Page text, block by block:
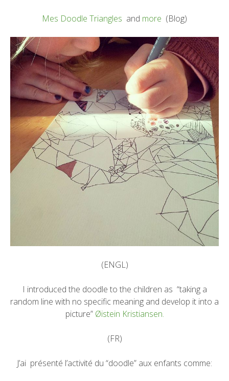
Mes Doodle Triangles and more (Blog)
(ENGL)
I introduced the doodle to the children as “taking a
random line with no specific meaning and develop it into a
picture” Øistein Kristiansen.
(FR)
J’ai présenté l’activité du “doodle” aux enfants comme: